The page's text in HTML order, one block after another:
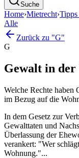
Suche
Home›Mietrecht›
Alle
Zurück zu "G"
G
Gewalt in der
Welche Rechte haben
im Bezug auf die
In dem Gesetz zur
Gewalttaten und
Überlassung der
verankert: "Wer
Wohnung."...